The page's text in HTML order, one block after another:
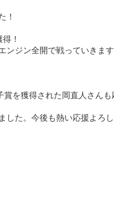
！
！
ンジン全開で戦っていきま
賞を獲得された岡直人さん
した。今後も熱い応援よろ